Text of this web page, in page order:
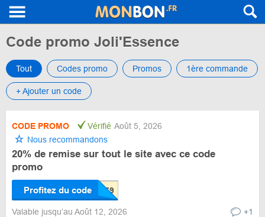
Code promo Joli'Essence
Tout Codes promo Promos 1ère commande
+ Ajouter un code
CODE PROMO Vérifié Août 5, 2026
Nous recommandons
20% de remise sur tout le site avec ce code
promo
Profitez du code
Valable jusqu’au Août 12, 2026 +1